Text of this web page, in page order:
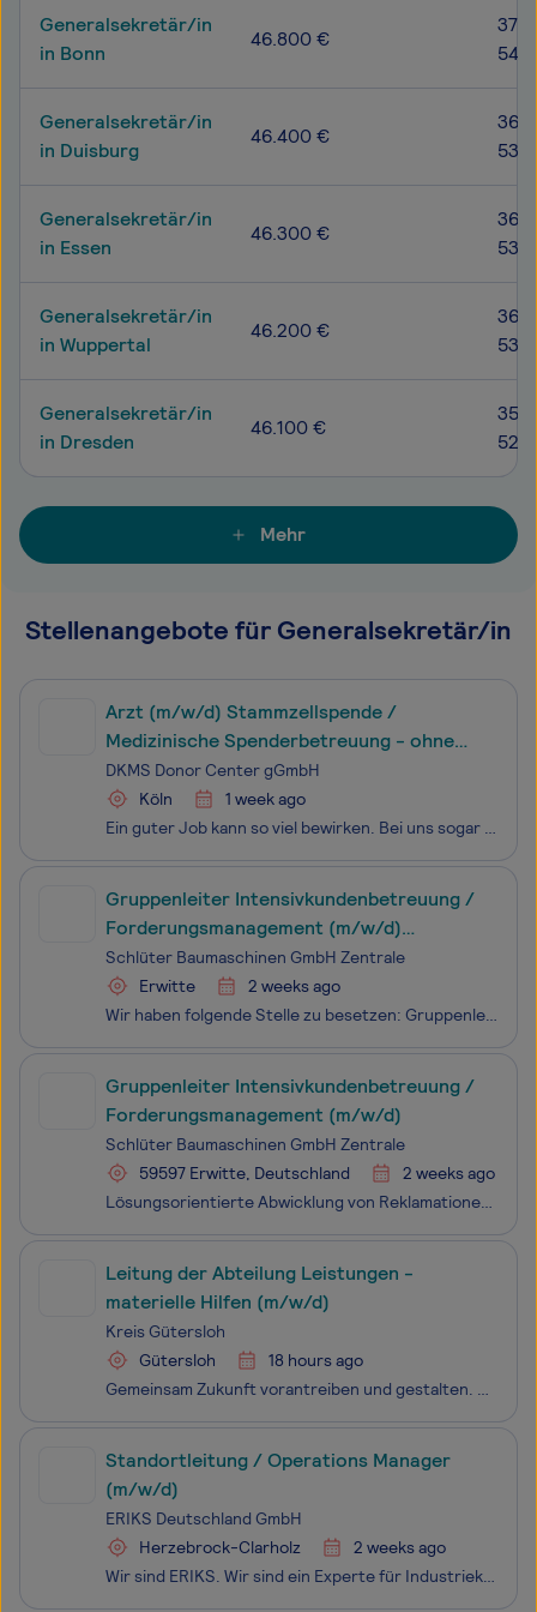
Generalsekretär/in
in Bonn
46.800 €
Generalsekretär/in
in Duisburg
46.400 €
Generalsekretär/in
in Essen
46.300 €
Generalsekretär/in
in Wuppertal
46.200 €
Generalsekretär/in
in Dresden
46.100 €
Mehr
Stellenangebote für Generalsekretär/in
Arzt (m/w/d) Stammzellspende /
Medizinische Spenderbetreuung - ohne
Sonn- und Feiertagsarbeit
DKMS Donor Center gGmbH
Köln
1 week ago
Ein guter Job kann so viel bewirken. Bei uns sogar zweite Lebenschancen! Als internationale gemeinnützige Organisation ist es unser Ziel, weltweit so vielen Blutkrebspatient:innen wie möglich eine zweite Chance auf Leben zu geben und Zugang zu Stammzelltransplantationen zu verschaffen. Um noch mehr
Gruppenleiter Intensivkundenbetreuung /
Forderungsmanagement (m/w/d)
(Betriebswirt/in (Fachschule) - Handel)
Schlüter Baumaschinen GmbH Zentrale
Erwitte
2 weeks ago
Wir haben folgende Stelle zu besetzen: Gruppenleiter Intensivkundenbetreuung / Forderungsmanagement (m/w/d)
Gruppenleiter Intensivkundenbetreuung /
Forderungsmanagement (m/w/d)
Schlüter Baumaschinen GmbH Zentrale
59597 Erwitte, Deutschland
2 weeks ago
Lösungsorientierte Abwicklung von Reklamationen, Forderungen und Mahnungen Intensive Gesamtbetreuung des Kunden bis hin zu Liquiditätsengpässen Verantwortung und Entscheidung bei laufenden Geschäftsvorfälle in der Intensiv- und Sanierungsbetreuung Kommunikative Zusammenarbeit und Durchsetzung eig
Leitung der Abteilung Leistungen -
materielle Hilfen (m/w/d)
Kreis Gütersloh
Gütersloh
18 hours ago
Gemeinsam Zukunft vorantreiben und gestalten. Schön, dass Sie sich für eine Karriere beim Kreis Gütersloh interessieren! Bei uns sind Sie Teil einer Gemeinschaft, die aus Liebe zum Kreis die Zukunft gestaltet und gemeinsam nach vorne schaut. Deshalb bietet sich in vielen unterschiedlichen Bereichen
Standortleitung / Operations Manager
(m/w/d)
ERIKS Deutschland GmbH
Herzebrock-Clarholz
2 weeks ago
Wir sind ERIKS. Wir sind ein Experte für Industriekomponenten. ERIKS ist Experte für Komponenten, die entscheidend zur Leistungs­fähigkeit von Industrie­produkten und ‑prozessen beitragen. Insbesondere in den Bereichen Dichtungs- und Polymer­technik, Industrie­dichtungen, Industrie­armaturen und Reg